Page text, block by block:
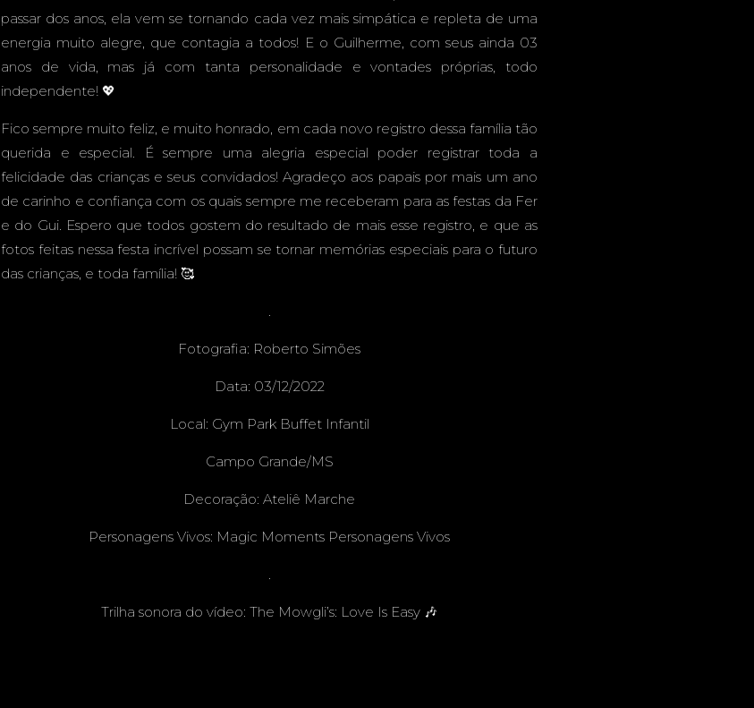
passar dos anos, ela vem se tornando cada vez mais simpática e repleta de uma
energia muito alegre, que contagia a todos! E o Guilherme, com seus ainda 03
anos de vida, mas já com tanta personalidade e vontades próprias, todo
independente! 💖
Fico sempre muito feliz, e muito honrado, em cada novo registro dessa família tão
querida e especial. É sempre uma alegria especial poder registrar toda a
felicidade das crianças e seus convidados! Agradeço aos papais por mais um ano
de carinho e confiança com os quais sempre me receberam para as festas da Fer
e do Gui. Espero que todos gostem do resultado de mais esse registro, e que as
fotos feitas nessa festa incrível possam se tornar memórias especiais para o futuro
das crianças, e toda família! 🥰
.
Fotografia: Roberto Simões
Data: 03/12/2022
Local: Gym Park Buffet Infantil
Campo Grande/MS
Decoração: Ateliê Marche
Personagens Vivos: Magic Moments Personagens Vivos
.
Trilha sonora do vídeo: The Mowgli’s: Love Is Easy 🎶